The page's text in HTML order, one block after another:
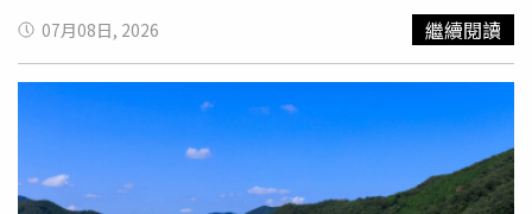
日晚間7時4分接獲報案後，立即派遣北投分局光明派出所員
警趕赴現場，迅速控制局面，並將兩名當事人帶回派出所釐
清事件經過。經警方調查，雙方均表示沒有受重傷，也都沒
有提出刑事告訴，因此警方並未依傷害罪偵辦。然而，由於
兩人在公共場所互相鬥毆，已涉及違反《社會秩序維護法》
相關規定，警方仍依法將兩人移請裁處。此外，陳姓駕駛違
規停放吊車的行為，也依道路交通管理相關規定開立違規罰
07月08日, 2026 繼續閱讀